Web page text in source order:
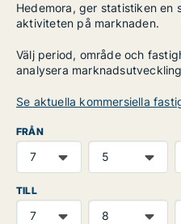
Hedemora, ger statistiken
aktiviteten på marknaden.
Välj period, område och
analysera
Se aktuella kommersiella
FRÅN
TILL